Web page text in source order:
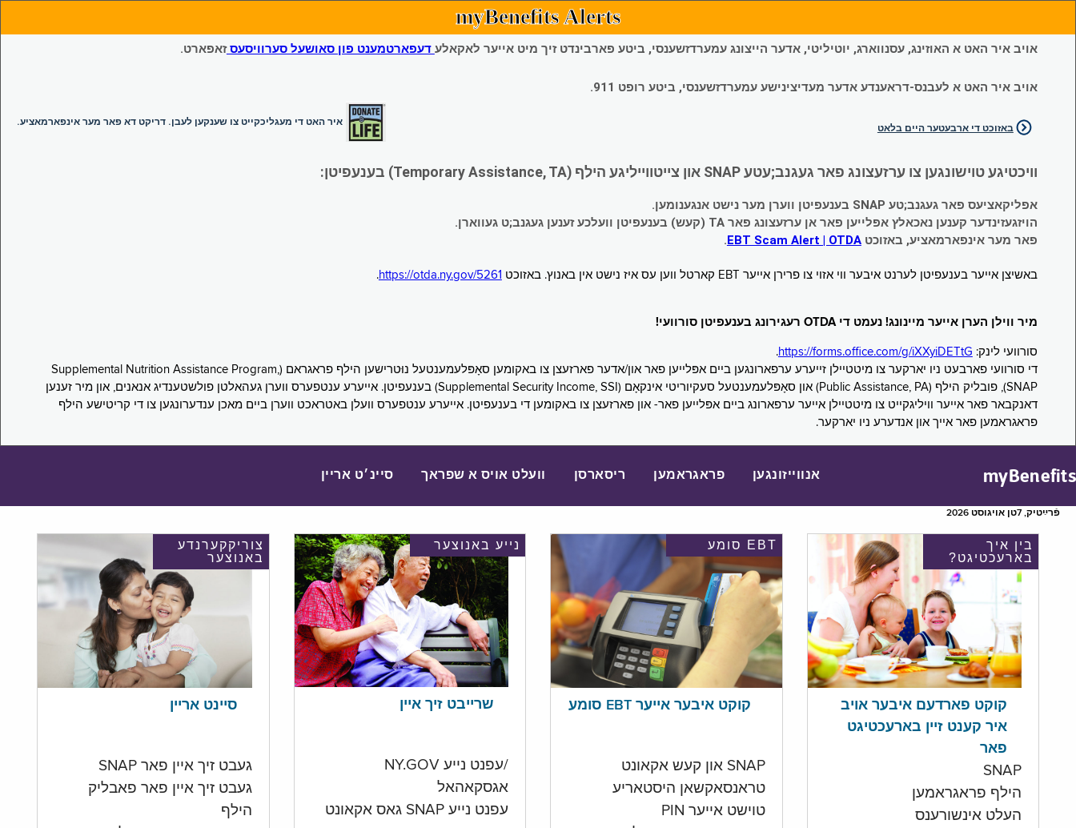
myBenefits Alerts
אויב איר האט א האוזינג, עסנווארג, יוטיליטי, אדער הייצונג עמערדזשענסי, ביטע פארבינדט זיך מיט אייער לאקאלע דעפארטמענט פון סאושעל סערוויסעסזאפארט.
אויב איר האט א לעבנס-דראענדע אדער מעדיצינישע עמערדזשענסי, ביטע רופט 911.
איר האט די מעגליכקייט צו שענקען לעבן. דריקט דא פאר מער אינפארמאציע.
באזוכט די ארבעטער היים בלאט
וויכטיגע טוישונגען צו ערזעצונג פאר געגנב;עטע SNAP און צייטווייליגע הילף (Temporary Assistance, TA) בענעפיטן:
אפליקאציעס פאר געגנב;טע SNAP בענעפיטן ווערן מער נישט אנגענומען.
הויזגעזינדער קענען נאכאלץ אפּלייען פאר אן ערזעצונג פאר TA (קעש) בענעפיטן וועלכע זענען געגנב;ט געווארן.
פאר מער אינפארמאציע, באזוכטEBT Scam Alert | OTDA
.
באשיצן אייער בענעפיטן לערנט איבער ווי אזוי צו פרירן אייער EBT קארטל ווען עס איז נישט אין באנוץ. באזוכט https://otda.ny.gov/5261
.
מיר ווילן הערן אייער מיינונג! נעמט די OTDA רעגירונג בענעפיטן סורוועי!
סורוועי לינק: https://forms.office.com/g/iXXyiDETtG
.
די סורוועי פארבעט ניו יארקער צו מיטטיילן זייערע ערפארונגען ביים אפּלייען פאר און/אדער פארזעצן צו באקומען סאָפּלעמענטעל נוּטרישען הילף פראגראם (Supplemental Nutrition Assistance Program,
SNAP), פובליק הילף (Public Assistance, PA) און סאָפּלעמענטעל סעקיוריטי אינקאָם (Supplemental Security Income, SSI) בענעפיטן. אייערע ענטפערס ווערן געהאלטן פולשטענדיג אנאנים, און מיר זענען
דאנקבאר פאר אייער וויליגקייט צו מיטטיילן אייער ערפארונג ביים אפּלייען פאר- און פארזעצן צו באקומען די בענעפיטן. אייערע ענטפערס וועלן באטראכט ווערן ביים מאכן ענדערונגען צו די קריטישע הילף
פראגראמען פאר אייך און אנדערע ניו יארקער.
myBenefits אנווייזונגען פראגראמען ריסארסן וועלט אויס א שפראך סיינ׳ט אריין
פֿרײַטיק, 7טן אויגוסט 2026
צוריקקערנדע
באנוצער
סיינט אריין
געבט זיך איין פאר SNAP
געבט זיך איין פאר פאבליק
הילף
נייע באנוצער
שרייבט זיך איין
/עפנט נייע NY.GOV
אגסקאהאל
עפנט נייע SNAP גאס אקאונט
EBT סומע
קוקט איבער אייער EBT סומע
SNAP און קעש אקאונט
טראנסאקשאן היסטאריע
טוישט אייער PIN
בין איך
בארעכטיגט?
קוקט פארדעם איבער אויב
איר קענט זיין בארעכטיגט
פאר
SNAP
הילף פראגראמען
העלט אינשורענס